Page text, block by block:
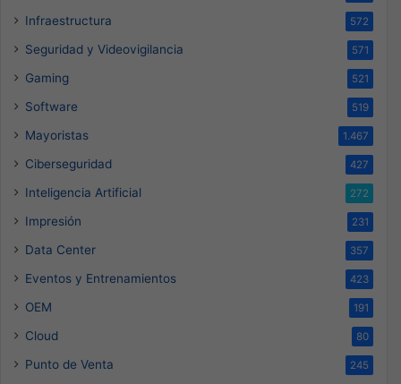
Infraestructura 572
Seguridad y Videovigilancia 571
Gaming 521
Software 519
Mayoristas 1.467
Ciberseguridad 427
Inteligencia Artificial 272
Impresión 231
Data Center 357
Eventos y Entrenamientos 423
OEM 191
Cloud 80
Punto de Venta 245